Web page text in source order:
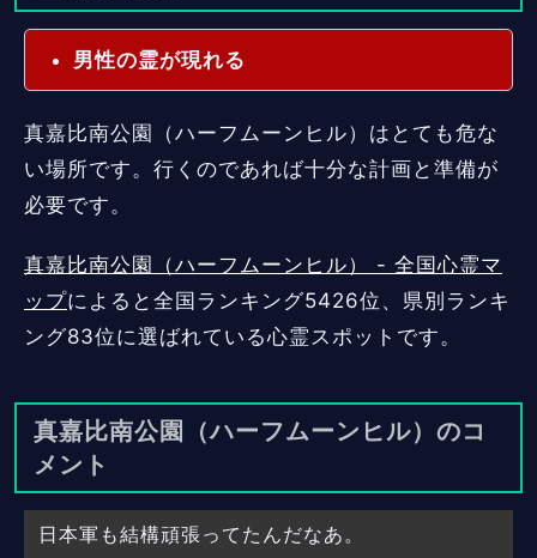
男性の霊が現れる
真嘉比南公園（ハーフムーンヒル）はとても危な
い場所です。行くのであれば十分な計画と準備が
必要です。
真嘉比南公園（ハーフムーンヒル） - 全国心霊マ
ップによると全国ランキング5426位、県別ランキ
ング83位に選ばれている心霊スポットです。
真嘉比南公園（ハーフムーンヒル）のコ
メント
日本軍も結構頑張ってたんだなあ。